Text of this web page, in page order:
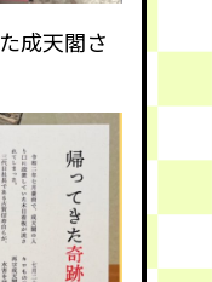
成天閣さ